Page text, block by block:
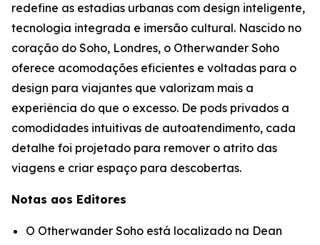
redefine as estadias urbanas com design inteligente,
tecnologia integrada e imersão cultural. Nascido no
coração do Soho, Londres, o Otherwander Soho
oferece acomodações eficientes e voltadas para o
design para viajantes que valorizam mais a
experiência do que o excesso. De pods privados a
comodidades intuitivas de autoatendimento, cada
detalhe foi projetado para remover o atrito das
viagens e criar espaço para descobertas.
Notas aos Editores
O Otherwander Soho está localizado na Dean